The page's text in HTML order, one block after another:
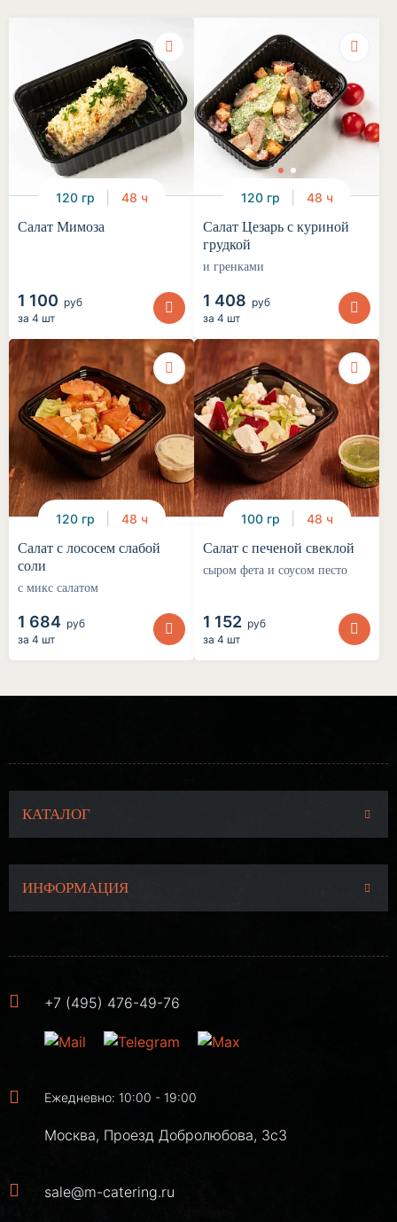
120 гр
48 ч
Салат Мимоза
1 100 руб
за 4 шт
120 гр
48 ч
Салат Цезарь с куриной
грудкой
и гренками
1 408 руб
за 4 шт
120 гр
48 ч
Салат с лососем слабой
соли
с микс салатом
1 684 руб
за 4 шт
100 гр
48 ч
Салат с печеной свеклой
сыром фета и соусом песто
1 152 руб
за 4 шт
КАТАЛОГ
ИНФОРМАЦИЯ
+7 (495) 476-49-76
Ежедневно: 10:00 - 19:00
Москва, Проезд Добролюбова, 3с3
sale@m-catering.ru